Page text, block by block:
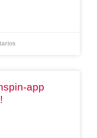
app